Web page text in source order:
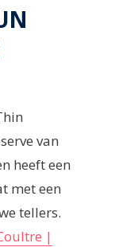
van
heeft een
met een
tellers.
|